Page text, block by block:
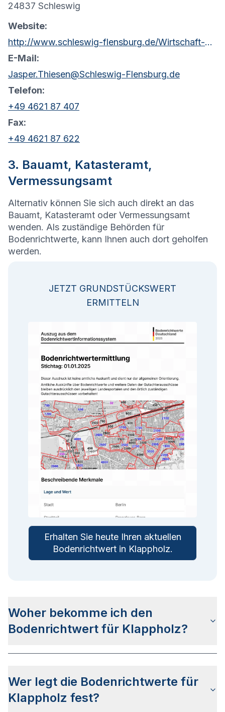
24837 Schleswig
Website:
http://www.schleswig-flensburg.de/Wirtschaft-Umwelt/Gutachterausschuss/
E-Mail:
Jasper.Thiesen@Schleswig-Flensburg.de
Telefon:
+49 4621 87 407
Fax:
+49 4621 87 622
3. Bauamt, Katasteramt,
Vermessungsamt
Alternativ können Sie sich auch direkt an das
Bauamt, Katasteramt oder Vermessungsamt
wenden. Als zuständige Behörden für
Bodenrichtwerte, kann Ihnen auch dort geholfen
werden.
JETZT GRUNDSTÜCKSWERT
ERMITTELN
Erhalten Sie heute Ihren aktuellen
Bodenrichtwert in Klappholz.
Woher bekomme ich den
Bodenrichtwert für Klappholz?
Stadtteilseiten. Alternativ können Sie bei BORIS
Schleswig-Holstein nach Ihrer Adresse suchen
bzw. beim Gutachterausschuss für
Wer legt die Bodenrichtwerte für
Klappholz fest?